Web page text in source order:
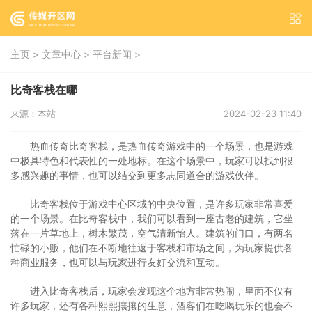
主页 > 文章中心 > 平台新闻 >
比奇客栈在哪
来源：本站 2024-02-23 11:40
热血传奇比奇客栈，是热血传奇游戏中的一个场景，也是游戏
中极具特色和代表性的一处地标。在这个场景中，玩家可以找到很
多感兴趣的事情，也可以结交到更多志同道合的游戏伙伴。
比奇客栈位于游戏中心区域的中央位置，是许多玩家非常喜爱
的一个场景。在比奇客栈中，我们可以看到一座古老的建筑，它坐
落在一片草地上，树木繁茂，空气清新怡人。建筑的门口，有两名
忙碌的小贩，他们在不断地往返于客栈和市场之间，为玩家提供各
种商业服务，也可以与玩家进行友好交流和互动。
进入比奇客栈后，玩家会发现这个地方非常热闹，里面不仅有
许多玩家，还有各种熙熙攘攘的生意，酒客们在吃喝玩乐的也会不